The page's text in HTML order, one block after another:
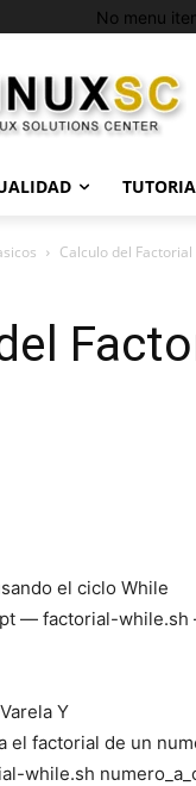
No menu
Calculo del
el ciclo While
— factorial-
Y
el factorial de un
while.sh